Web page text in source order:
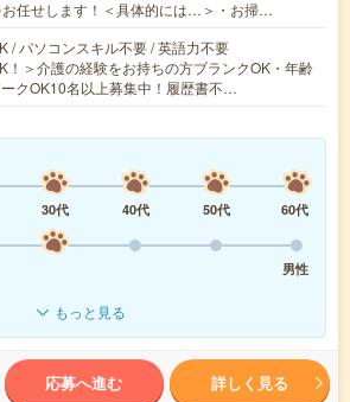
お任せします！＜具体的には…＞・お掃…
/ パソコンスキル不要 / 英語力不要
！＞介護の経験をお持ちの方ブランクOK・年齢
クOK10名以上募集中！履歴書不…
30代 40代 50代
60代
男性
もっと見る
応募へ進む 詳しく見る